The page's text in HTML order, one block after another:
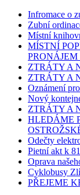
Infromace o
Zubní
Místní
MÍSTNÍ
ZTRÁTY A
ZTRÁTY A
Oznámení
Nový
ZTRÁTY A
HLEDÁME
Odečty
Pietní akt k
Oprava
Cyklobusy
PŘEJEME